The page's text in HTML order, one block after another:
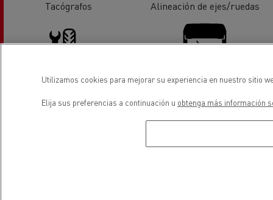
Tacógrafos Alineación de ejes/ruedas
Servicio de neumáticos Sustitución de lunas
Utilizamos cookies para mejorar su experiencia en nuestro sitio
Elija sus preferencias a continuación u obtenga más información